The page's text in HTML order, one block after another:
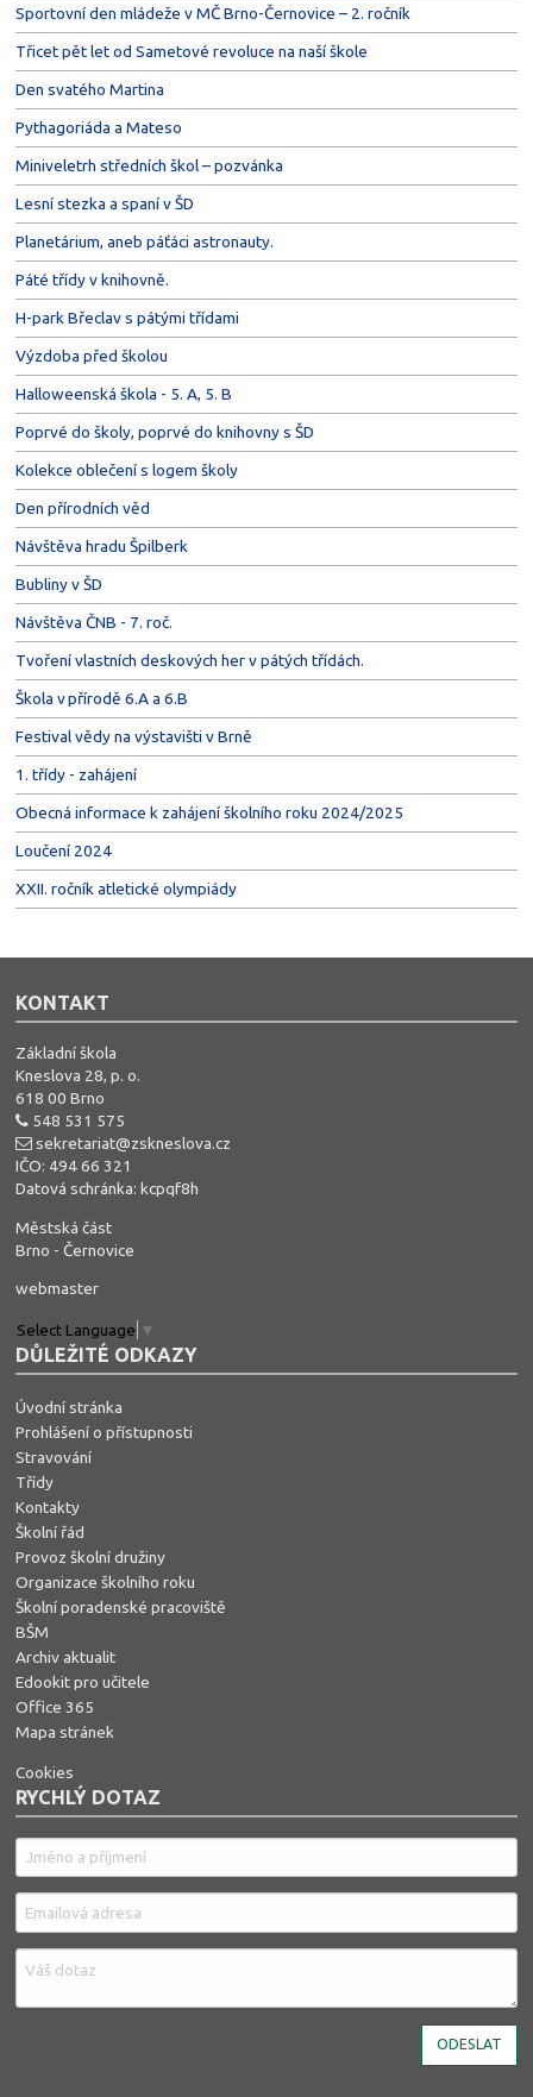
Sportovní den mládeže v MČ Brno-Černovice – 2. ročník
Třicet pět let od Sametové revoluce na naší škole
Den svatého Martina
Pythagoriáda a Mateso
Miniveletrh středních škol – pozvánka
Lesní stezka a spaní v ŠD
Planetárium, aneb páťáci astronauty.
Páté třídy v knihovně.
H-park Břeclav s pátými třídami
Výzdoba před školou
Halloweenská škola - 5. A, 5. B
Poprvé do školy, poprvé do knihovny s ŠD
Kolekce oblečení s logem školy
Den přírodních věd
Návštěva hradu Špilberk
Bubliny v ŠD
Návštěva ČNB - 7. roč.
Tvoření vlastních deskových her v pátých třídách.
Škola v přírodě 6.A a 6.B
Festival vědy na výstavišti v Brně
1. třídy - zahájení
Obecná informace k zahájení školního roku 2024/2025
Loučení 2024
XXII. ročník atletické olympiády
KONTAKT
Základní škola
Kneslova 28, p. o.
618 00 Brno
548 531 575
sekretariat@zskneslova.cz
IČO: 494 66 321
Datová schránka: kcpqf8h
Městská část
Brno - Černovice
webmaster
Select Language ▼
DŮLEŽITÉ ODKAZY
Úvodní stránka
Prohlášení o přístupnosti
Stravování
Třídy
Kontakty
Školní řád
Provoz školní družiny
Organizace školního roku
Školní poradenské pracoviště
BŠM
Archiv aktualit
Edookit pro učitele
Office 365
Mapa stránek
Cookies
RYCHLÝ DOTAZ